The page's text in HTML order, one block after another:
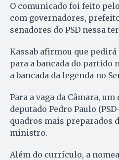
O comunicado foi feito
com governadores,
senadores do PSD nessa
Kassab afirmou que
para a bancada do partido
a bancada da legenda no
Para a vaga da Câmara,
deputado Pedro Paulo
quadros mais preparados
ministro.
Além do currículo, a